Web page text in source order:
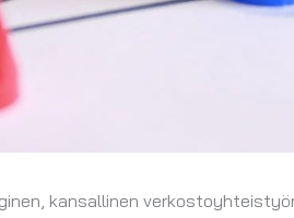
kansallinen